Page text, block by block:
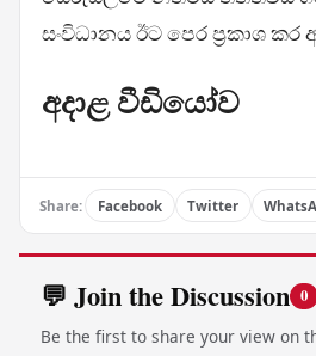
සංවිධානය ඊට පෙර ප්‍රකාශ කර
අදාළ වීඩියෝව
Share: Facebook Twitter
💬 Join the Discussion 0
Be the first to share your view on